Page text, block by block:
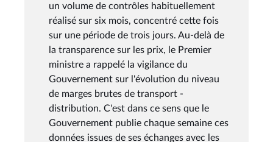
un volume de contrôles habituellement
réalisé sur six mois, concentré cette fois
sur une période de trois jours. Au-delà de
la transparence sur les prix, le Premier
ministre a rappelé la vigilance du
Gouvernement sur l'évolution du niveau
de marges brutes de transport -
distribution. C'est dans ce sens que le
Gouvernement publie chaque semaine ces
données issues de ses échanges avec les